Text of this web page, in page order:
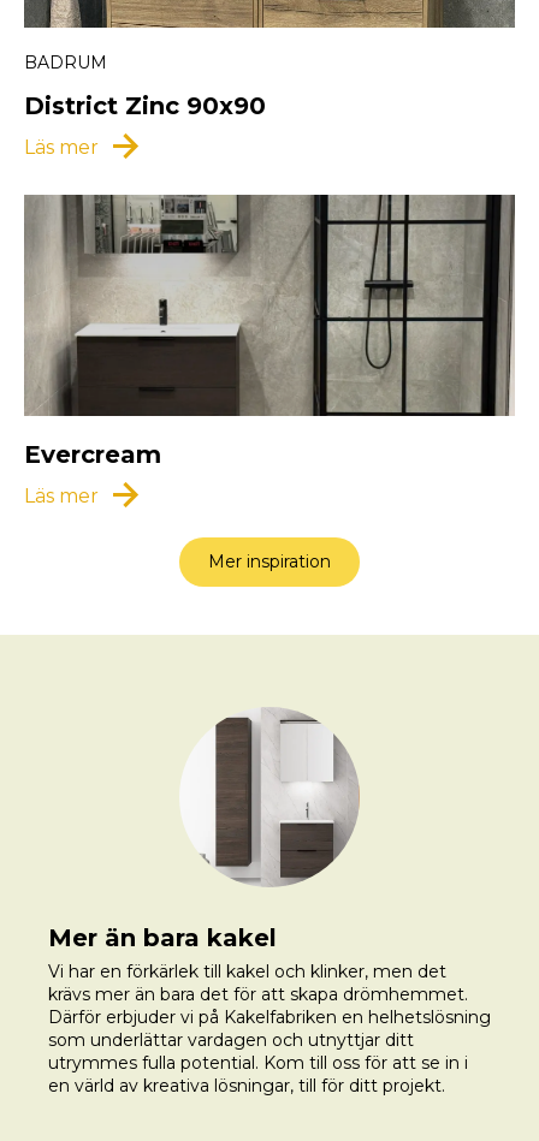
BADRUM
District Zinc 90x90
Läs mer arrow_forward
Evercream
Läs mer arrow_forward
Mer inspiration
Mer än bara kakel
Vi har en förkärlek till kakel och klinker, men det
krävs mer än bara det för att skapa drömhemmet.
Därför erbjuder vi på Kakelfabriken en helhetslösning
som underlättar vardagen och utnyttjar ditt
utrymmes fulla potential. Kom till oss för att se in i
en värld av kreativa lösningar, till för ditt projekt.